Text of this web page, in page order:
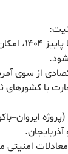
– با فعال
از سوی
با کشورهای
معادلات